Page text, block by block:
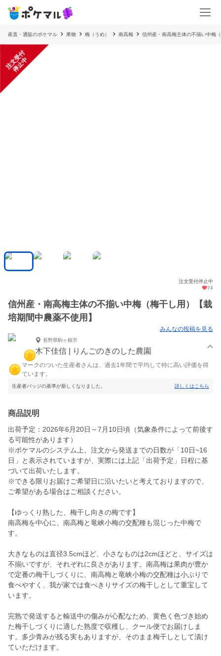
産直・通販のポケマル 果物 梅（うめ） 南高梅 信州産・南高梅主体の不揃い中梅
注
文
受
付
停
止
中
注文受付停止中
74
信州産・南高梅主体の不揃い中梅（梅干し用）【栽
培期間中農薬不使用】
みんなの投稿を見る
長野県駒ヶ根市
木下佳信 | りんごのきのした農園
マークのついた生産者さんは、過去1年間で平均して特に高い評価を得
ています。
生産者バッジの基準が新しくなりました。 詳しくはこちら
商品説明
出荷予定：2026年6月20日～7月10日頃（気象条件によって前後す
る可能性があります）
※ポケマルのシステム上、注文から発送までの日数が「10日~16
日」と表示されていますが、実際には上記「出荷予定」日程に基
づいて出荷いたします。
※できる限りお届けご希望日に沿いたいと考えておりますので、
ご希望がある場合はご相談ください。
【ゆっくり熟した、梅干し向きの梅です】
南高梅を中心に、南高梅と竜峡小梅の交配種も混じった中梅で
す。
大きなものは直径3.5cmほど、小さなものは2cmほどと、サイズは
不揃いですが、それぞれに良さがあります。南高梅は果肉が豊か
で定番の梅干しづくりに、南高梅と竜峡小梅の交配種は小ぶりで
食べやすく、我が家では食べきりサイズの梅干しとして重宝して
います。
完熟で発送すると輸送中の傷みが心配なため、黄色く色づき始め
た梅干しづくりに適した熟度で収穫し、クール便でお届けしま
す。多少青みが残る実もありますが、そのまま梅干しとして漬け
ていただけます。